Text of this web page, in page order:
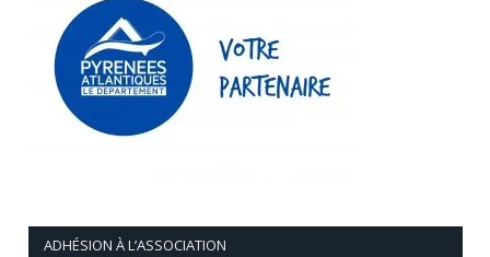
ADHÉSION À L’ASSOCIATION